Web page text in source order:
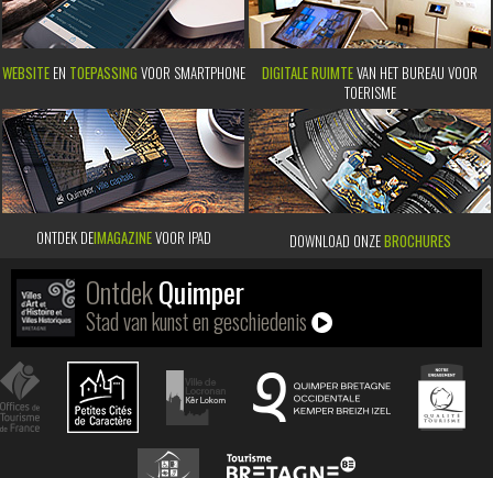
WEBSITEEN TOEPASSING VOOR SMARTPHONE DIGITALE RUIMTEVAN HET BUREAU VOOR
TOERISME
ONTDEK DEIMAGAZINEVOOR IPAD DOWNLOAD ONZEBROCHURES
OntdekQuimper
Stad van kunst en geschiedenis